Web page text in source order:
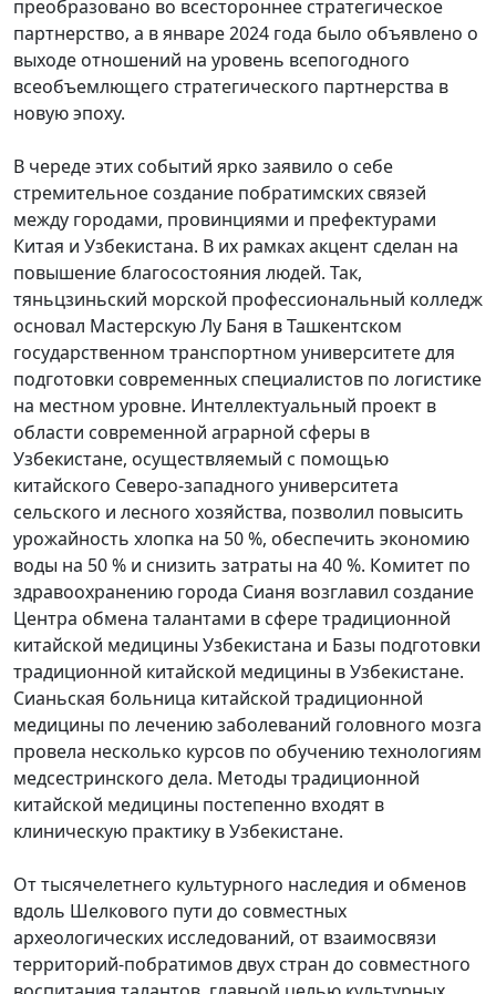
преобразовано во всестороннее стратегическое
партнерство, а в январе 2024 года было объявлено о
выходе отношений на уровень всепогодного
всеобъемлющего стратегического партнерства в
новую эпоху.
В череде этих событий ярко заявило о себе
стремительное создание побратимских связей
между городами, провинциями и префектурами
Китая и Узбекистана. В их рамках акцент сделан на
повышение благосостояния людей. Так,
тяньцзиньский морской профессиональный колледж
основал Мастерскую Лу Баня в Ташкентском
государственном транспортном университете для
подготовки современных специалистов по логистике
на местном уровне. Интеллектуальный проект в
области современной аграрной сферы в
Узбекистане, осуществляемый с помощью
китайского Северо-западного университета
сельского и лесного хозяйства, позволил повысить
урожайность хлопка на 50 %, обеспечить экономию
воды на 50 % и снизить затраты на 40 %. Комитет по
здравоохранению города Сианя возглавил создание
Центра обмена талантами в сфере традиционной
китайской медицины Узбекистана и Базы подготовки
традиционной китайской медицины в Узбекистане.
Сианьская больница китайской традиционной
медицины по лечению заболеваний головного мозга
провела несколько курсов по обучению технологиям
медсестринского дела. Методы традиционной
китайской медицины постепенно входят в
клиническую практику в Узбекистане.
От тысячелетнего культурного наследия и обменов
вдоль Шелкового пути до совместных
археологических исследований, от взаимосвязи
территорий-побратимов двух стран до совместного